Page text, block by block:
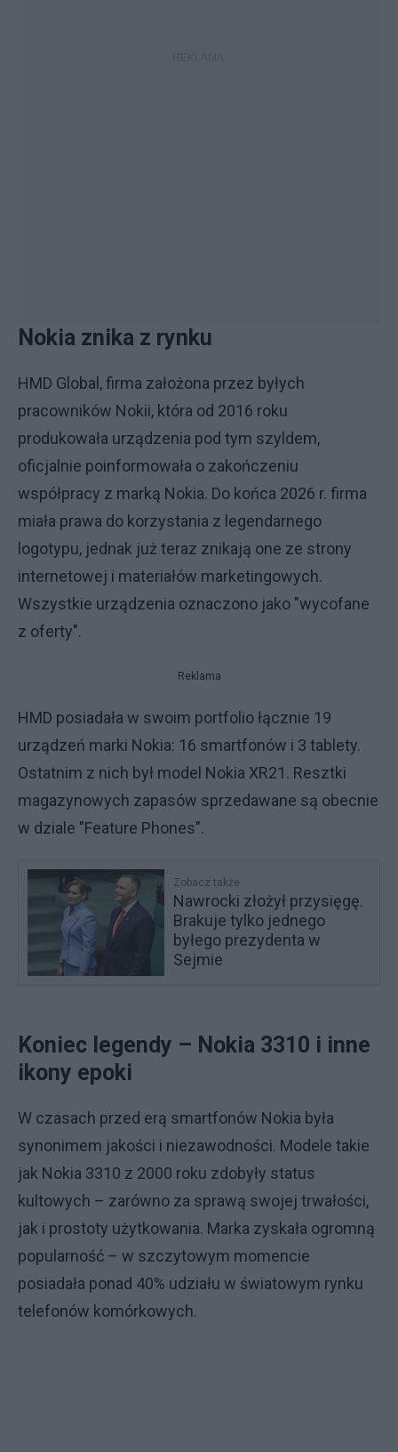
Nokia znika z rynku
HMD Global, firma założona przez byłych
pracowników Nokii, która od 2016 roku
produkowała urządzenia pod tym szyldem,
oficjalnie poinformowała o zakończeniu
współpracy z marką Nokia. Do końca 2026 r. firma
miała prawa do korzystania z legendarnego
logotypu, jednak już teraz znikają one ze strony
internetowej i materiałów marketingowych.
Wszystkie urządzenia oznaczono jako "wycofane
z oferty".
Reklama
HMD posiadała w swoim portfolio łącznie 19
urządzeń marki Nokia: 16 smartfonów i 3 tablety.
Ostatnim z nich był model Nokia XR21. Resztki
magazynowych zapasów sprzedawane są obecnie
w dziale "Feature Phones".
Zobacz także
Nawrocki złożył przysięgę.
Brakuje tylko jednego
byłego prezydenta w
Sejmie
Koniec legendy – Nokia 3310 i inne
ikony epoki
W czasach przed erą smartfonów Nokia była
synonimem jakości i niezawodności. Modele takie
jak Nokia 3310 z 2000 roku zdobyły status
kultowych – zarówno za sprawą swojej trwałości,
jak i prostoty użytkowania. Marka zyskała ogromną
popularność – w szczytowym momencie
posiadała ponad 40% udziału w światowym rynku
telefonów komórkowych.